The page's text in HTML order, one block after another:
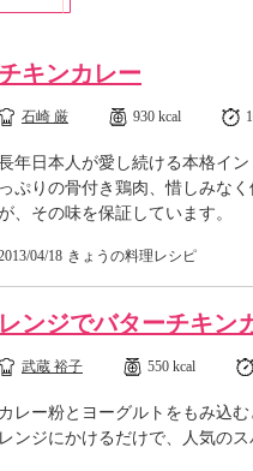
チキンカレー
石崎 厳 930 kcal
年日本人が愛し続ける本格イ
っぷりの骨付き鶏肉、惜しみな
、その味を保証しています。
04/18 きょうの料理レシピ
レンジでバターチキン
武蔵 裕子 550 kcal
カレー粉とヨーグルトをもみ込
レンジにかけるだけで、人気の